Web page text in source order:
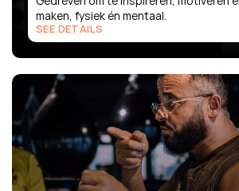
maken, fysiek én mentaal.
SEE DETAILS